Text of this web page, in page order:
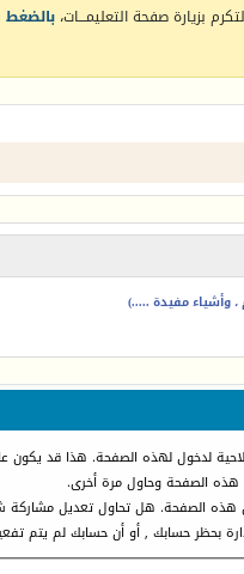
بزيارة صفحة التعليمـــات، بالضغط
، وأشياء مفيدة .....)
لدخول لهذه الصفحة. هذا قد يكون
هذه الصفحة وحاول مرة أخرى.
هذه الصفحة. هل تحاول تعديل مشاركة
بحظر حسابك , أو أن حسابك لم يتم